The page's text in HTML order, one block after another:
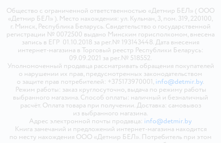
Общество с ограниченной ответственностью «Детмир БЕЛ» ( ООО
«Детмир БЕЛ» ). Место нахождения: ул. Кульман, 3, пом. 319, 220100,
г. Минск, Республика Беларусь. Свидетельство о государственной
регистрации № 0072500 выдано Минским горисполкомом, внесена
запись в ЕГР 01.10.2018 за рег.№ 193143448. Дата внесения
интернет-магазина в Торговый реестр Республики Беларусь:
09.09.2021 за рег.№ 518552.
Уполномоченный продавца рассматривать обращения покупателей
о нарушении их прав, предусмотренных законодательством
о защите прав потребителей: +375173970001, info@detmir.by.
Режим работы: заказ круглосуточно, выдача по режиму работы
выбранного магазина. Способ оплаты: наличный и безналичный
расчёт. Оплата товара при получении. Доставка: самовывоз
из выбранного магазина.
Адрес электронной почты продавца: info@detmir.by
Книга замечаний и предложений интернет-магазина находится
по месту нахождения ООО «Детмир БЕЛ». Потребитель при этом